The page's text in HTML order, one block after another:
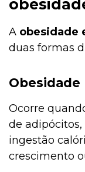
A obesidade
duas formas
Ocorre
de
ingestão
crescimento